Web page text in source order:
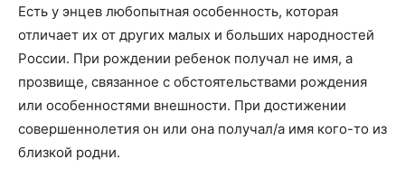
Есть у энцев любопытная особенность, которая
отличает их от других малых и больших народностей
России. При рождении ребенок получал не имя, а
прозвище, связанное с обстоятельствами рождения
или особенностями внешности. При достижении
совершеннолетия он или она получал/а имя кого-то из
близкой родни.